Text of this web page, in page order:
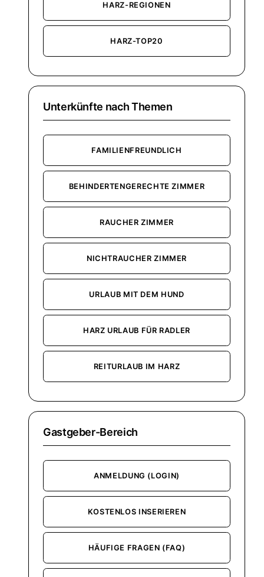
HARZ-REGIONEN
HARZ-TOP20
Unterkünfte nach Themen
FAMILIENFREUNDLICH
BEHINDERTENGERECHTE ZIMMER
RAUCHER ZIMMER
NICHTRAUCHER ZIMMER
URLAUB MIT DEM HUND
HARZ URLAUB FÜR RADLER
REITURLAUB IM HARZ
Gastgeber-Bereich
ANMELDUNG (LOGIN)
KOSTENLOS INSERIEREN
HÄUFIGE FRAGEN (FAQ)